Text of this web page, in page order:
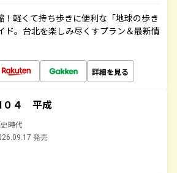
！軽くて持ち歩きに便利な「地球の歩き
ド。台北を楽しみ尽くすプラン＆最新情
詳細を見る
０４ 平成
時代
発売